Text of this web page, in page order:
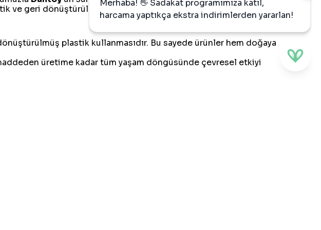
ve geri dönüştürülmüş malzemelerle ürettiği oyuncaklarıyla hem
plastik kullanmasıdır. Bu sayede ürünler hem doğaya
üretime kadar tüm yaşam döngüsünde çevresel etkiyi
Merhaba! 👋 Sadakat programımıza katıl,
harcama yaptıkça ekstra indirimlerden yararlan!